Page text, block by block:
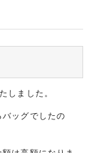
しました。
ッグでしたの